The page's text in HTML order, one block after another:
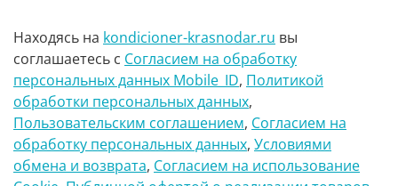
г Краснодар Ул Петра метальникова 23
8(900)29-888-66
Находясь на kondicioner-krasnodar.ru вы
соглашаетесь с Согласием на обработку
персональных данных Mobile_ID, Политикой
обработки персональных данных,
Пользовательским соглашением, Согласием на
обработку персональных данных, Условиями
обмена и возврата, Согласием на использование